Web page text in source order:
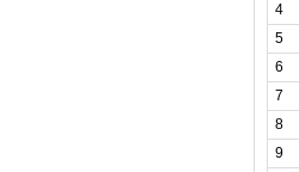
4
5
6
7
8
9